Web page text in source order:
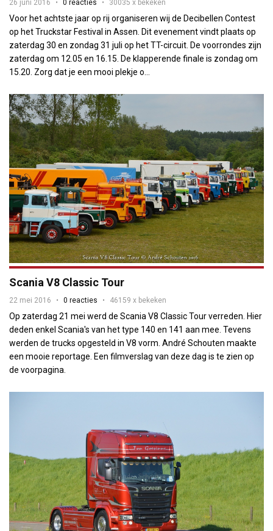
26 juni 2016 0 reacties 30035 x bekeken
Voor het achtste jaar op rij organiseren wij de Decibellen Contest
op het Truckstar Festival in Assen. Dit evenement vindt plaats op
zaterdag 30 en zondag 31 juli op het TT-circuit. De voorrondes zijn
zaterdag om 12.05 en 16.15. De klapperende finale is zondag om
15.20. Zorg dat je een mooi plekje o...
Scania V8 Classic Tour
22 mei 2016 0 reacties 46159 x bekeken
Op zaterdag 21 mei werd de Scania V8 Classic Tour verreden. Hier
deden enkel Scania's van het type 140 en 141 aan mee. Tevens
werden de trucks opgesteld in V8 vorm. André Schouten maakte
een mooie reportage. Een filmverslag van deze dag is te zien op
de voorpagina.